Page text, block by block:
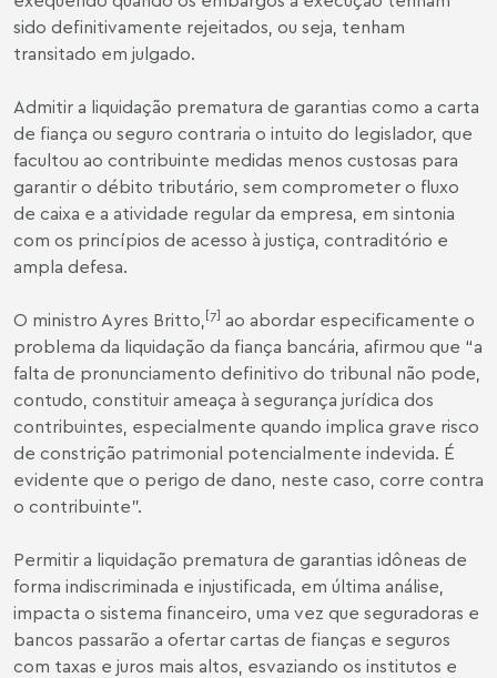
sido definitivamente rejeitados, ou seja, tenham
transitado em julgado.
Admitir a liquidação prematura de garantias como a carta
de fiança ou seguro contraria o intuito do legislador, que
facultou ao contribuinte medidas menos custosas para
garantir o débito tributário, sem comprometer o fluxo
de caixa e a atividade regular da empresa, em sintonia
com os princípios de acesso à justiça, contraditório e
ampla defesa.
O ministro Ayres Britto, [7] ao abordar especificamente o
problema da liquidação da fiança bancária, afirmou que “a
falta de pronunciamento definitivo do tribunal não pode,
contudo, constituir ameaça à segurança jurídica dos
contribuintes, especialmente quando implica grave risco
de constrição patrimonial potencialmente indevida. É
evidente que o perigo de dano, neste caso, corre contra
o contribuinte”.
Permitir a liquidação prematura de garantias idôneas de
forma indiscriminada e injustificada, em última análise,
impacta o sistema financeiro, uma vez que seguradoras e
bancos passarão a ofertar cartas de fianças e seguros
com taxas e juros mais altos, esvaziando os institutos e